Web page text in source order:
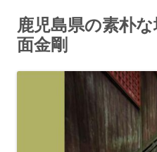
鹿児島県の素朴
面金剛